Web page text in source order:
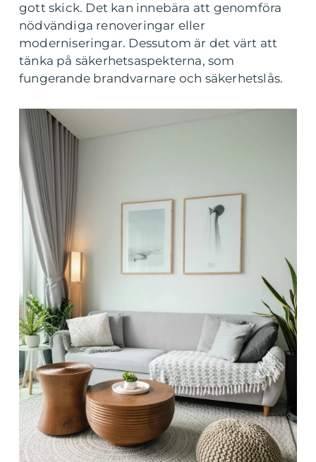
gott skick. Det kan innebära att genomföra
nödvändiga renoveringar eller
moderniseringar. Dessutom är det värt att
tänka på säkerhetsaspekterna, som
fungerande brandvarnare och säkerhetslås.